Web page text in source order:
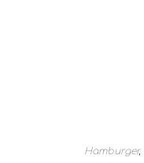
Hamburger,